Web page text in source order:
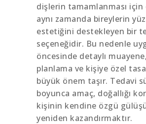
dişlerin tamamlanması için
aynı zamanda bireylerin yüz
estetiğini destekleyen bir
seçeneğidir. Bu nedenle
öncesinde detaylı
planlama ve kişiye özel
büyük önem taşır. Tedavi
boyunca amaç, doğallığı
kişinin kendine özgü
yeniden kazandırmaktır.